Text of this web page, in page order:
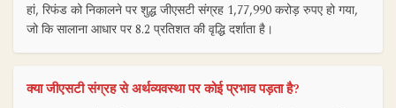
हां, रिफंड को निकालने पर शुद्ध जीएसटी संग्रह 1,77,990 करोड़ रुपए हो गया,
जो कि सालाना आधार पर 8.2 प्रतिशत की वृद्धि दर्शाता है।
क्या जीएसटी संग्रह से अर्थव्यवस्था पर कोई प्रभाव पड़ता है?